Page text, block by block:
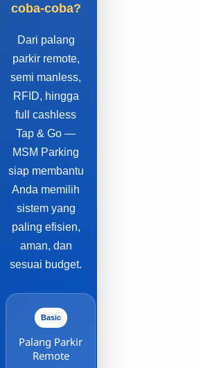
coba-coba?
Dari palang
parkir remote,
semi manless,
RFID, hingga
full cashless
Tap & Go —
MSM Parking
siap membantu
Anda memilih
sistem yang
paling efisien,
aman, dan
sesuai budget.
Basic
Palang Parkir
Remote